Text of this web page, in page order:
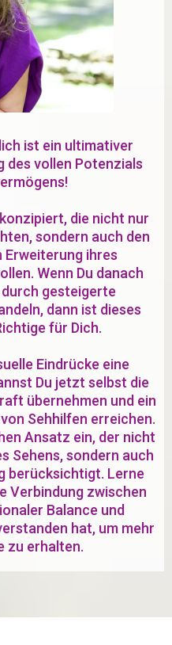
ist ein ultimativer
des vollen Potenzials
die nicht nur
sondern auch den
ihres
Wenn Du danach
gesteigerte
dann ist dieses
für Dich.
Eindrücke eine
Du jetzt selbst die
übernehmen und ein
Sehhilfen erreichen.
Ansatz ein, der nicht
Sehens, sondern auch
berücksichtigt. Lerne
Verbindung zwischen
Balance und
hat, um mehr
zu erhalten.